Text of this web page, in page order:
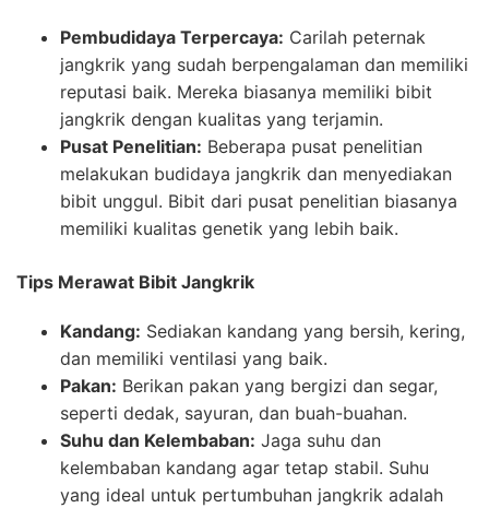
Pembudidaya Terpercaya: Carilah peternak
jangkrik yang sudah berpengalaman dan memiliki
reputasi baik. Mereka biasanya memiliki bibit
jangkrik dengan kualitas yang terjamin.
Pusat Penelitian: Beberapa pusat penelitian
melakukan budidaya jangkrik dan menyediakan
bibit unggul. Bibit dari pusat penelitian biasanya
memiliki kualitas genetik yang lebih baik.
Tips Merawat Bibit Jangkrik
Kandang: Sediakan kandang yang bersih, kering,
dan memiliki ventilasi yang baik.
Pakan: Berikan pakan yang bergizi dan segar,
seperti dedak, sayuran, dan buah-buahan.
Suhu dan Kelembaban: Jaga suhu dan
kelembaban kandang agar tetap stabil. Suhu
yang ideal untuk pertumbuhan jangkrik adalah